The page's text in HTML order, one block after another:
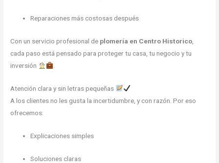
Reparaciones más costosas después
Con un servicio profesional de plomería en Centro Historico,
cada paso está pensado para proteger tu casa, tu negocio y tu
inversión
.
Atención clara y sin letras pequeñas
A los clientes no les gusta la incertidumbre, y con razón. Por eso
ofrecemos:
Explicaciones simples
Soluciones claras